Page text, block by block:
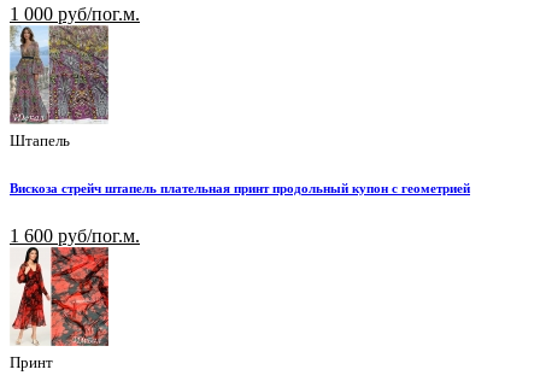
1 000 руб/пог.м.
Штапель
Вискоза стрейч штапель плательная принт продольный купон с геометрией
1 600 руб/пог.м.
Принт